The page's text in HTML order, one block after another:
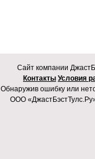
Cайт компании
Контакты Условия
Обнаружив ошибку или
ООО